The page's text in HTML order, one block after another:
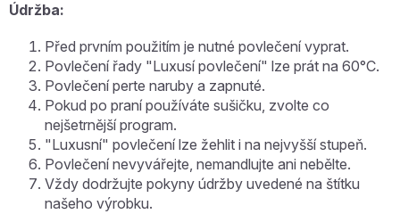
Údržba:
Před prvním použitím je nutné povlečení vyprat.
Povlečení řady "Luxusí povlečení" lze prát na 60°C.
Povlečení perte naruby a zapnuté.
Pokud po praní používáte sušičku, zvolte co
nejšetrnější program.
"Luxusní" povlečení lze žehlit i na nejvyšší stupeň.
Povlečení nevyvářejte, nemandlujte ani nebělte.
Vždy dodržujte pokyny údržby uvedené na štítku
našeho výrobku.